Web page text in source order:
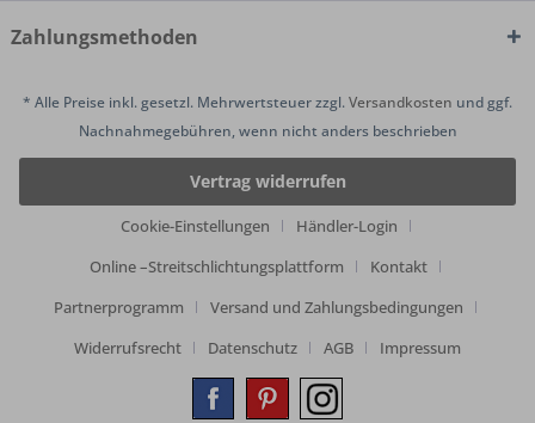
Zahlungsmethoden
* Alle Preise inkl. gesetzl. Mehrwertsteuer zzgl.Versandkosten und ggf.
Nachnahmegebühren, wenn nicht anders beschrieben
Vertrag widerrufen
Cookie-Einstellungen
Händler-Login
Online –Streitschlichtungsplattform
Kontakt
Partnerprogramm
Versand und Zahlungsbedingungen
Widerrufsrecht
Datenschutz AGB Impressum